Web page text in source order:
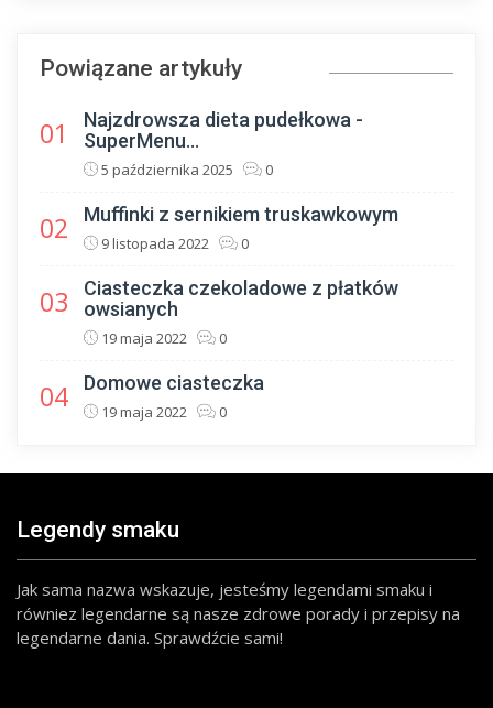
Powiązane artykuły
01
Najzdrowsza dieta pudełkowa -
SuperMenu...
5 października 2025 0
02 Muffinki z sernikiem truskawkowym
9 listopada 2022 0
03
Ciasteczka czekoladowe z płatków
owsianych
19 maja 2022 0
04 Domowe ciasteczka
19 maja 2022 0
Legendy smaku
Jak sama nazwa wskazuje, jesteśmy legendami smaku i
równiez legendarne są nasze zdrowe porady i przepisy na
legendarne dania. Sprawdźcie sami!